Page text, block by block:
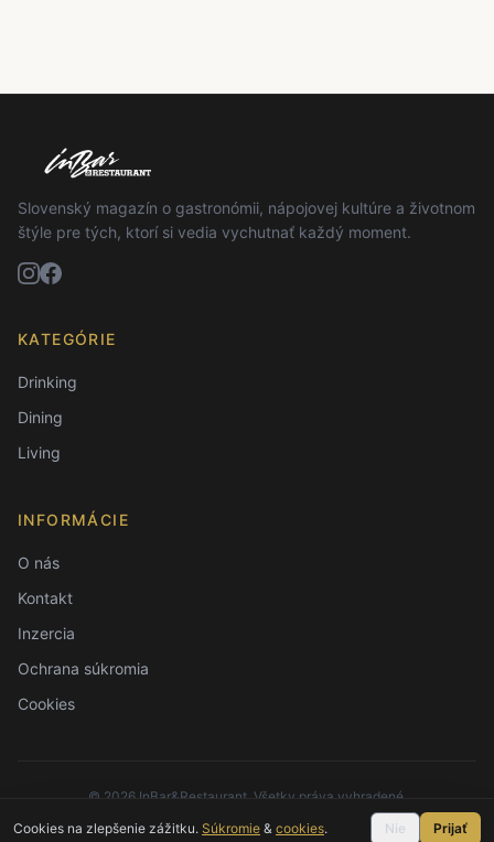
Slovenský magazín o gastronómii, nápojovej kultúre a životnom
štýle pre tých, ktorí si vedia vychutnať každý moment.
KATEGÓRIE
Drinking
Dining
Living
INFORMÁCIE
O nás
Kontakt
Inzercia
Ochrana súkromia
Cookies
© 2026InBar&Restaurant. Všetky práva vyhradené.
Cookies na zlepšenie zážitku. Súkromie & cookies. Nie Prijať